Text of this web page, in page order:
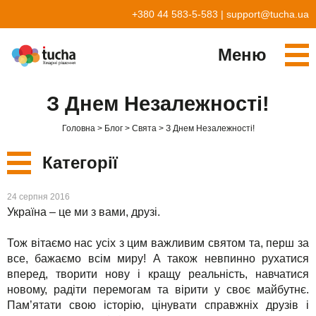
+380 44 583-5-583 | support@tucha.ua
Меню
TuchaBit
TuchaHost
TuchaBackup
Хостиг сайтів на Laravel
Хостинг CRM
Хостинг сайтів-конструкторів
Віддалений офіс
Наші партнери
Блог
Про нас
Кар'єра
З Днем Незалежності!
Головна Блог Свята З Днем Незалежності!
Категорії
Нові
Рішення
Для бізнесу
24 серпня 2016
Україна – це ми з вами, друзі.
Тож вітаємо нас усіх з цим важливим святом та, перш за
все, бажаємо всім миру! А також невпинно рухатися
вперед, творити нову і кращу реальність, навчатися
новому, радіти перемогам та вірити у своє майбутнє.
Пам’ятати свою історію, цінувати справжніх друзів і